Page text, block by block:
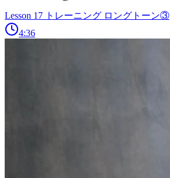
Lesson 17 トレーニング ロングトーン③
4:36